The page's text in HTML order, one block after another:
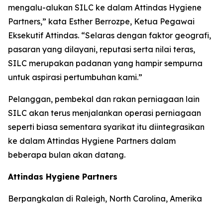
mengalu-alukan SILC ke dalam Attindas Hygiene
Partners,” kata Esther Berrozpe, Ketua Pegawai
Eksekutif Attindas. “Selaras dengan faktor geografi,
pasaran yang dilayani, reputasi serta nilai teras,
SILC merupakan padanan yang hampir sempurna
untuk aspirasi pertumbuhan kami.”
Pelanggan, pembekal dan rakan perniagaan lain
SILC akan terus menjalankan operasi perniagaan
seperti biasa sementara syarikat itu diintegrasikan
ke dalam Attindas Hygiene Partners dalam
beberapa bulan akan datang.
Attindas Hygiene Partners
Berpangkalan di Raleigh, North Carolina, Amerika